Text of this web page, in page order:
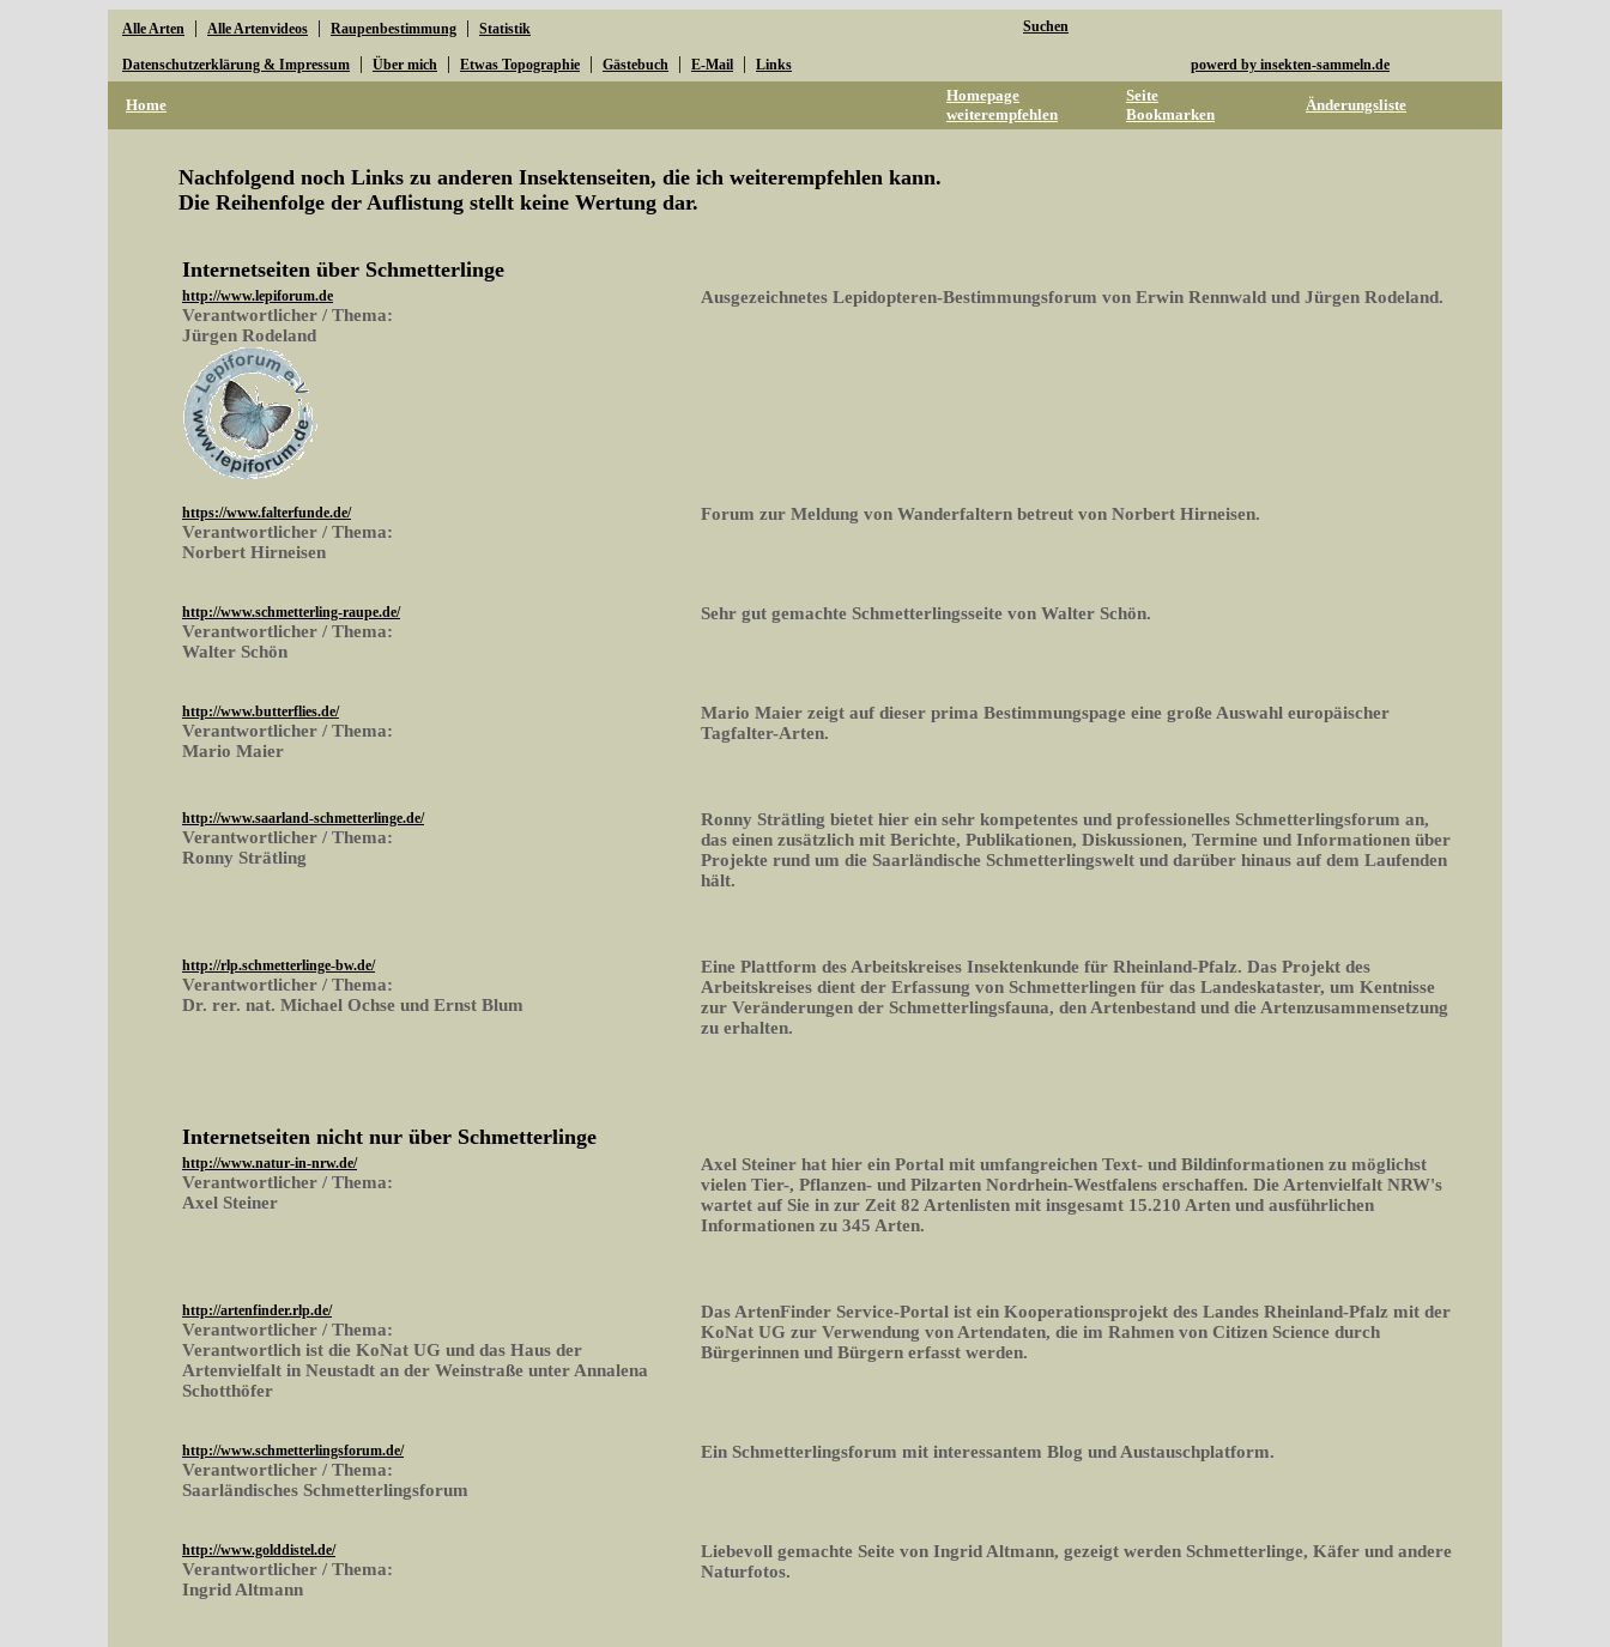
Alle Arten | Alle Artenvideos | Raupenbestimmung | Statistik Suchen
Datenschutzerklärung & Impressum | Über mich | Etwas Topographie | Gästebuch | E-Mail | Links powerd by insekten-sammeln.de
Home
Homepage
weiterempfehlen
Seite
Bookmarken
Änderungsliste
Nachfolgend noch Links zu anderen Insektenseiten, die ich weiterempfehlen kann.
Die Reihenfolge der Auflistung stellt keine Wertung dar.
Internetseiten über Schmetterlinge
http://www.lepiforum.de
Verantwortlicher / Thema:
Jürgen Rodeland
Ausgezeichnetes Lepidopteren-Bestimmungsforum von Erwin Rennwald und Jürgen Rodeland.
https://www.falterfunde.de/
Verantwortlicher / Thema:
Norbert Hirneisen
Forum zur Meldung von Wanderfaltern betreut von Norbert Hirneisen.
http://www.schmetterling-raupe.de/
Verantwortlicher / Thema:
Walter Schön
Sehr gut gemachte Schmetterlingsseite von Walter Schön.
http://www.butterflies.de/
Verantwortlicher / Thema:
Mario Maier
Mario Maier zeigt auf dieser prima Bestimmungspage eine große Auswahl europäischer
Tagfalter-Arten.
http://www.saarland-schmetterlinge.de/
Verantwortlicher / Thema:
Ronny Strätling
Ronny Strätling bietet hier ein sehr kompetentes und professionelles Schmetterlingsforum an,
das einen zusätzlich mit Berichte, Publikationen, Diskussionen, Termine und Informationen über
Projekte rund um die Saarländische Schmetterlingswelt und darüber hinaus auf dem Laufenden
hält.
http://rlp.schmetterlinge-bw.de/
Verantwortlicher / Thema:
Dr. rer. nat. Michael Ochse und Ernst Blum
Eine Plattform des Arbeitskreises Insektenkunde für Rheinland-Pfalz. Das Projekt des
Arbeitskreises dient der Erfassung von Schmetterlingen für das Landeskataster, um Kentnisse
zur Veränderungen der Schmetterlingsfauna, den Artenbestand und die Artenzusammensetzung
zu erhalten.
Internetseiten nicht nur über Schmetterlinge
http://www.natur-in-nrw.de/
Verantwortlicher / Thema:
Axel Steiner
Axel Steiner hat hier ein Portal mit umfangreichen Text- und Bildinformationen zu möglichst
vielen Tier-, Pflanzen- und Pilzarten Nordrhein-Westfalens erschaffen. Die Artenvielfalt NRW's
wartet auf Sie in zur Zeit 82 Artenlisten mit insgesamt 15.210 Arten und ausführlichen
Informationen zu 345 Arten.
http://artenfinder.rlp.de/
Verantwortlicher / Thema:
Verantwortlich ist die KoNat UG und das Haus der
Artenvielfalt in Neustadt an der Weinstraße unter Annalena
Schotthöfer
Das ArtenFinder Service-Portal ist ein Kooperationsprojekt des Landes Rheinland-Pfalz mit der
KoNat UG zur Verwendung von Artendaten, die im Rahmen von Citizen Science durch
Bürgerinnen und Bürgern erfasst werden.
http://www.schmetterlingsforum.de/
Verantwortlicher / Thema:
Saarländisches Schmetterlingsforum
Ein Schmetterlingsforum mit interessantem Blog und Austauschplatform.
http://www.golddistel.de/
Verantwortlicher / Thema:
Ingrid Altmann
Liebevoll gemachte Seite von Ingrid Altmann, gezeigt werden Schmetterlinge, Käfer und andere
Naturfotos.